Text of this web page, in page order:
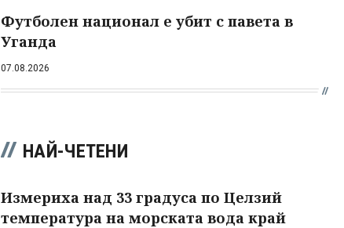
Футболен национал е убит с павета в
Уганда
07.08.2026
НАЙ-ЧЕТЕНИ
Измериха над 33 градуса по Целзий
температура на морската вода край